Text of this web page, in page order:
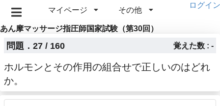
マイページ その他
ログイン
あん摩マッサージ指圧師国家試験（第30回）
問題．27 / 160 覚えた数 : -
ホルモンとその作用の組合せで正しいのはどれ
か。